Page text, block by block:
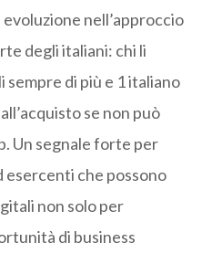
nell’approccio
degli italiani: chi li
di più e 1 italiano
se non può
Un segnale forte per
esercenti che possono
non solo per
di business